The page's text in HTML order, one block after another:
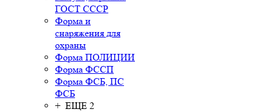
ГОСТ СССР
Форма и
снаряжения для
охраны
Форма ПОЛИЦИИ
Форма ФССП
Форма ФСБ, ПС
ФСБ
+ ЕЩЕ 2